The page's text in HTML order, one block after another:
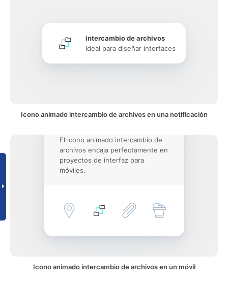
intercambio de archivos
Ideal para diseñar interfaces
Icono animado intercambio de archivos en una notificación
El icono animado intercambio de
archivos encaja perfectamente en
proyectos de interfaz para
móviles.
Icono animado intercambio de archivos en un móvil